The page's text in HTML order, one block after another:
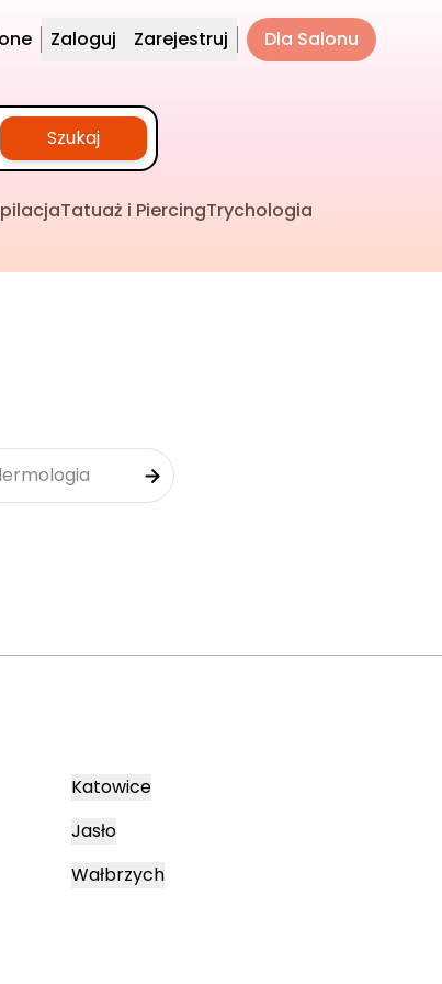
Zaloguj Zarejestruj Dla Salonu
Szukaj
Tatuaż i PiercingTrychologia
Katowice
Jasło
Wałbrzych